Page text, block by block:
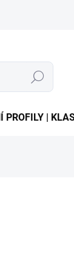
Hledat
PROFILY |